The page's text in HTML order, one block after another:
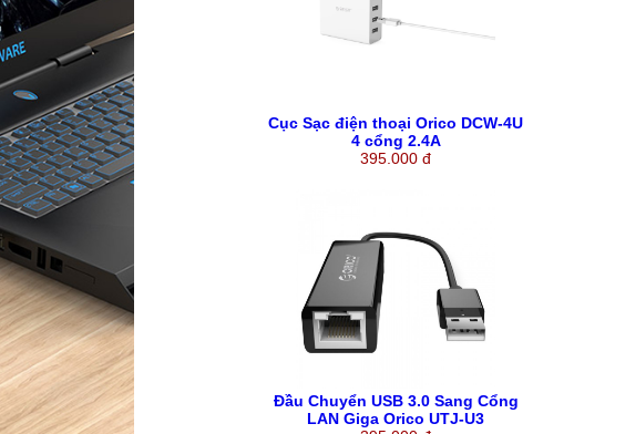
Cục Sạc điện thoại Orico DCW-4U
4 cổng 2.4A
395.000 đ
Đầu Chuyển USB 3.0 Sang Cổng
LAN Giga Orico UTJ-U3